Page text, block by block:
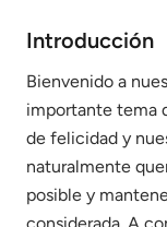
Introducción
Bienvenido a
importante tema
de felicidad y
naturalmente
posible y